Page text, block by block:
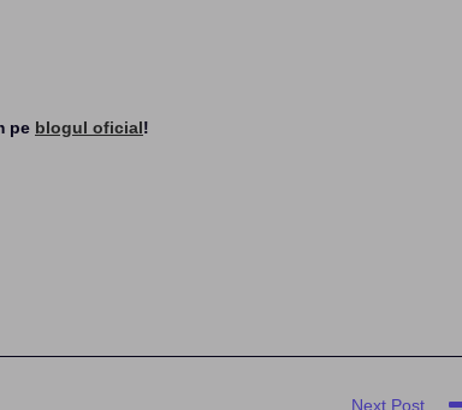
pe blogul oficial!
Next Post